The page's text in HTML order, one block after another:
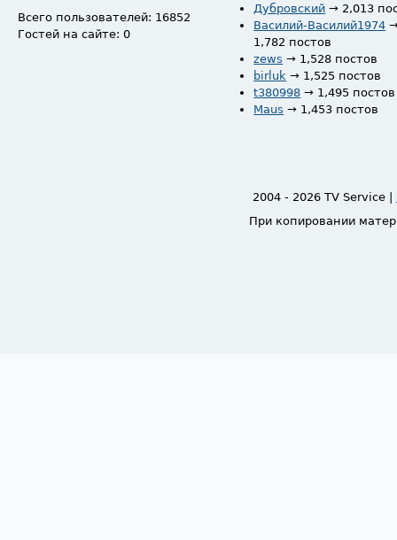
Всего пользователей: 16852
Гостей на сайте: 0
Дубровский → 2,013
Василий-Василий1974
1,782 постов
zews → 1,528 постов
birluk → 1,525 постов
t380998 → 1,495 постов
Maus → 1,453 постов
2004 - 2026 TV Service |
При копировании